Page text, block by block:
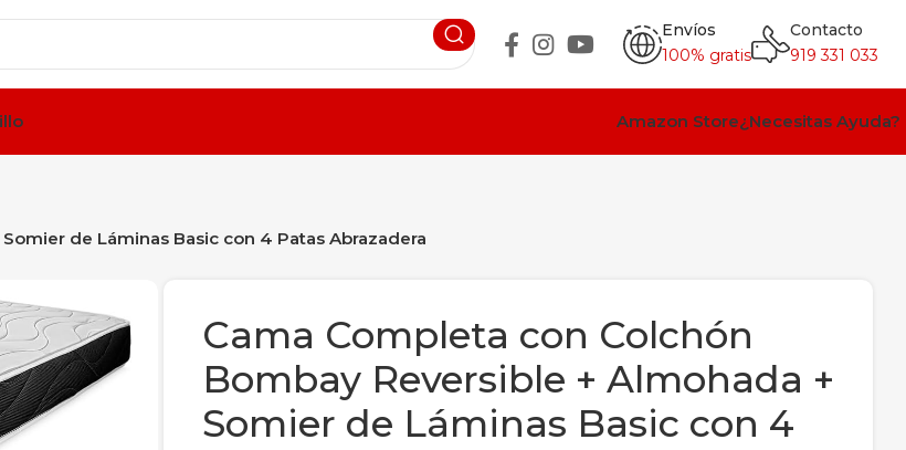
Envíos
100% gratis
Contacto
919 331 033
Amazon Store¿Necesitas Ayuda?
de Láminas Basic con 4 Patas Abrazadera
Cama Completa con Colchón
Bombay Reversible + Almohada +
Somier de Láminas Basic con 4